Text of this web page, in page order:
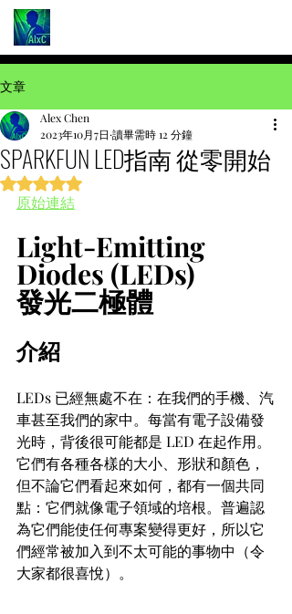
文章
SPARKFUN LED指南 從零開始
Alex Chen
2023年10月7日 讀畢需時 12 分鐘
評等為 NaN（最高為 5 顆星）。
原始連結
Light-Emitting
Diodes (LEDs)
發光二極體
介紹
LEDs 已經無處不在：在我們的手機、汽
車甚至我們的家中。每當有電子設備發
光時，背後很可能都是 LED 在起作用。
它們有各種各樣的大小、形狀和顏色，
但不論它們看起來如何，都有一個共同
點：它們就像電子領域的培根。普遍認
為它們能使任何專案變得更好，所以它
們經常被加入到不太可能的事物中（令
大家都很喜悅）。